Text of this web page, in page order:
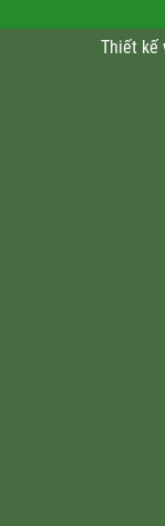
Thiết kế